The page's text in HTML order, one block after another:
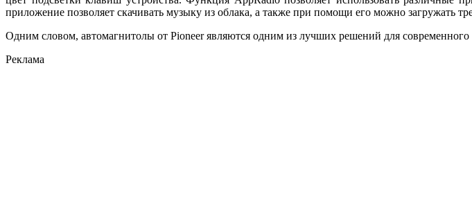
приложение позволяет скачивать музыку из облака, а также при помощи его можно загружать
Одним словом, автомагнитолы от Pioneer являются одним из лучших решений для современного
Реклама